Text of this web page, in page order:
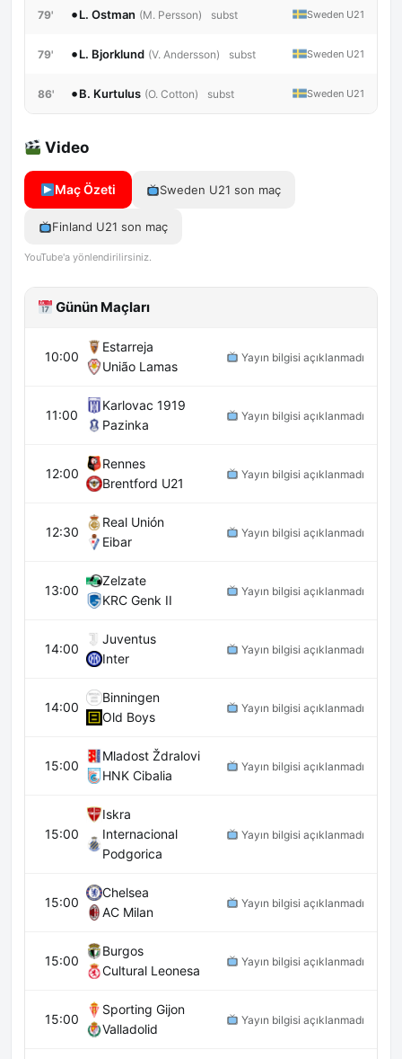
79' •L. Ostman (M. Persson) subst Sweden U21
79' •L. Bjorklund (V. Andersson) subst Sweden U21
86' •B. Kurtulus (O. Cotton) subst Sweden U21
Video
Maç Özeti Sweden U21 son maç
Finland U21 son maç
YouTube'a yönlendirilirsiniz.
Günün Maçları
10:00
Estarreja
União Lamas
Yayın bilgisi açıklanmadı
11:00
Karlovac 1919
Pazinka
Yayın bilgisi açıklanmadı
12:00
Rennes
Brentford U21
Yayın bilgisi açıklanmadı
12:30
Real Unión
Eibar
Yayın bilgisi açıklanmadı
13:00
Zelzate
KRC Genk II
Yayın bilgisi açıklanmadı
14:00
Juventus
Inter
Yayın bilgisi açıklanmadı
14:00
Binningen
Old Boys
Yayın bilgisi açıklanmadı
15:00
Mladost Ždralovi
HNK Cibalia
Yayın bilgisi açıklanmadı
15:00
Iskra
Internacional
Podgorica
Yayın bilgisi açıklanmadı
15:00
Chelsea
AC Milan
Yayın bilgisi açıklanmadı
15:00
Burgos
Cultural Leonesa
Yayın bilgisi açıklanmadı
15:00
Sporting Gijon
Valladolid
Yayın bilgisi açıklanmadı